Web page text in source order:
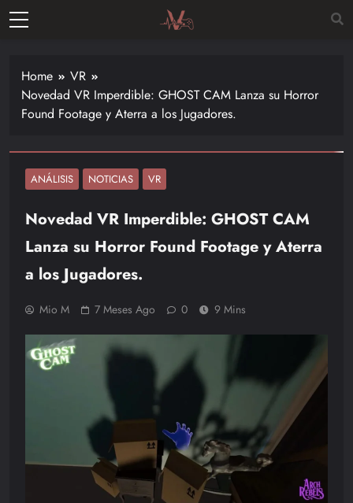
Skip
de las
últimas
novedades
–
Nintendo,
Playstac
Home
VR
Novedad VR Imperdible: GHOST CAM Lanza su Horror
Found Footage y Aterra a los Jugadores.
ANÁLISIS NOTICIAS VR
Novedad VR Imperdible: GHOST CAM
Lanza su Horror Found Footage y Aterra
a los Jugadores.
Mio M 7 Meses Ago 0 9 Mins